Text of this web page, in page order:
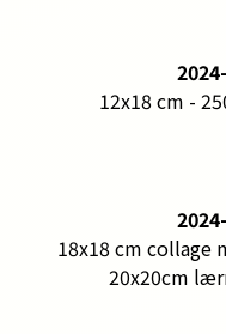
12x18 cm -
18x18 cm collage
20x20cm